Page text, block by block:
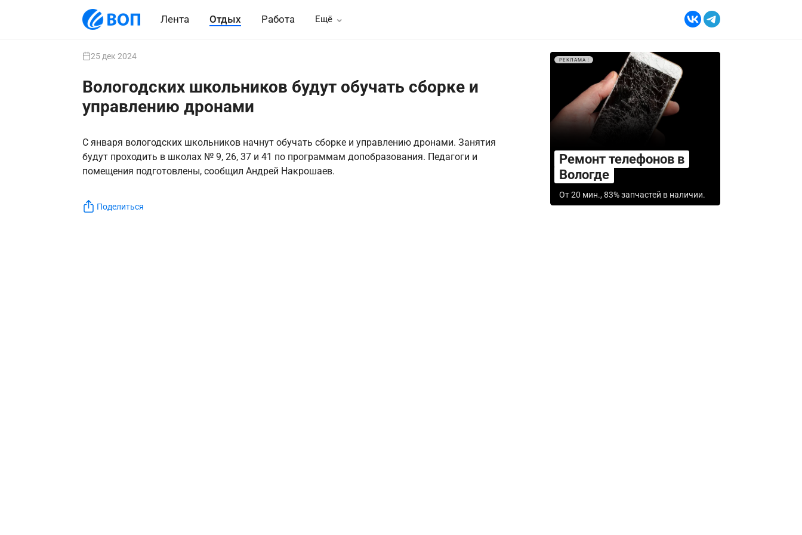
Лента Отдых Работа Ещё
25 дек 2024
Вологодских школьников будут обучать сборке и
управлению дронами
С января вологодских школьников начнут обучать сборке и управлению дронами. Занятия
будут проходить в школах № 9, 26, 37 и 41 по программам допобразования. Педагоги и
помещения подготовлены, сообщил Андрей Накрошаев.
Поделиться
РЕКЛАМА
Ремонт телефонов в
Вологде
От 20 мин., 83% запчастей в наличии.